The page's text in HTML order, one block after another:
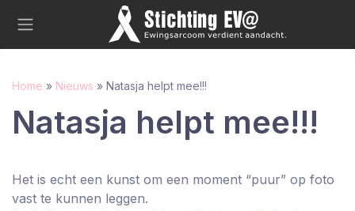
Home » Nieuws » Natasja helpt mee!!!
Natasja helpt mee!!!
Het is echt een kunst om een moment “puur” op foto
vast te kunnen leggen.